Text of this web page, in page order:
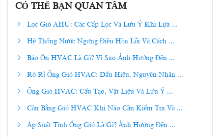
CÓ THỂ BẠN QUAN TÂM
Lọc Gió AHU: Các Cấp Lọc Và Lưu Ý Khi Lựa ...
Hệ Thống Nước Ngưng Điều Hòa Lỗi Và Cách ...
Bảo Ôn HVAC Là Gì? Vì Sao Ảnh Hưởng Đến ...
Rò Rỉ Ống Gió HVAC: Dấu Hiệu, Nguyên Nhân ...
Ống Gió HVAC: Cấu Tạo, Vật Liệu Và Lưu Ý ...
Cân Bằng Gió HVAC Khi Nào Cần Kiểm Tra Và ...
Áp Suất Tĩnh Ống Gió Là Gì? Ảnh Hưởng Đến ...